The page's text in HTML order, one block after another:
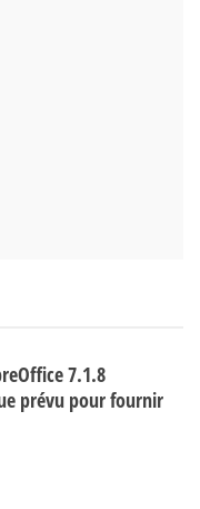
7.1.8
prévu pour fournir